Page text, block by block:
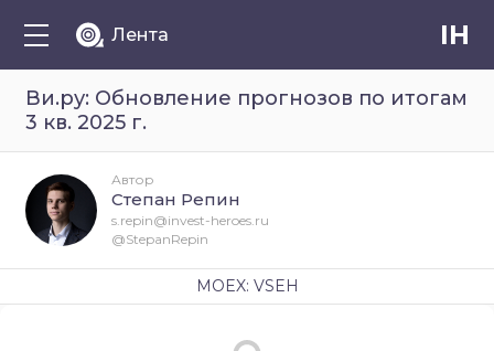
Лента IH
Ви.ру: Обновление прогнозов по итогам
3 кв. 2025 г.
Автор
Степан Репин
s.repin@invest-heroes.ru
@StepanRepin
MOEX: VSEH